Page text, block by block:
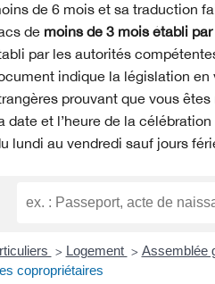
de 6 mois et sa traduction
de moins de 3 mois établi
par les autorités
indique la législation en
prouvant que vous
date et l’heure de la
lundi au vendredi sauf jours
> Logement > Assemblée
copropriétaires